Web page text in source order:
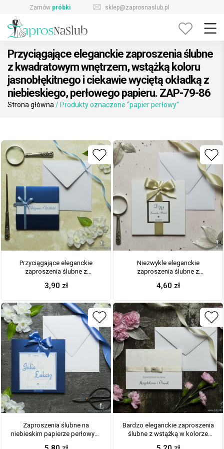
content
sklep@zaprosnaslub.pl
Przyciągające eleganckie zaproszenia ślubne
z kwadratowym wnętrzem, wstążką koloru
jasnobłękitnego i ciekawie wyciętą okładką z
niebieskiego, perłowego papieru. ZAP-79-86
Strona główna / Produkty oznaczone “papier perłowy”
Przyciągające eleganckie
zaproszenia ślubne z
wstążką koloru jasnobłękitnego
niebieskiego, perłowego
papieru. ZAP-79-86
3,90 zł
Niezwykle eleganckie
zaproszenia ślubne z
tekstowym, cyrkonią, wstążką w
wklejanym wnętrzem. ZAP-63-81
4,60 zł
Zaproszenia ślubne na
niebieskim papierze perłowym,
Bardzo eleganckie zaproszenia
ślubne z wstążką w kolorze